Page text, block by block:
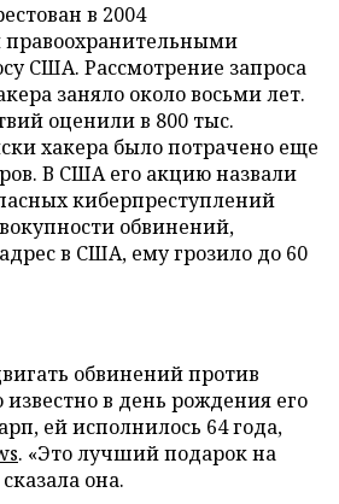
в 2004
правоохранительными
США. Рассмотрение запроса
заняло около восьми лет.
оценили в 800 тыс.
хакера было потрачено еще
В США его акцию назвали
киберпреступлений
обвинений,
в США, ему грозило до 60
обвинений против
в день рождения его
ей исполнилось 64 года,
. «Это лучший подарок на
она.